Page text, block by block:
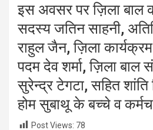
इस अवसर पर ज़िला बाल
सदस्य जतिन साहनी,
राहुल जैन, ज़िला
पदम देव शर्मा, ज़िला बाल
सुरेन्द्र टेगटा, सहित
होम सुबाथू के बच्चे व
Post Views: 78